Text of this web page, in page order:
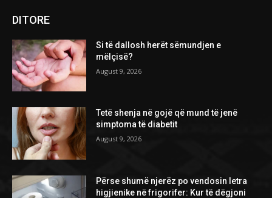
DITORE
Si të dallosh herët sëmundjen e
mëlçisë?
August 9, 2026
Tetë shenja në gojë që mund të jenë
simptoma të diabetit
August 9, 2026
Përse shumë njerëz po vendosin letra
higjienike në frigorifer: Kur të dëgjoni